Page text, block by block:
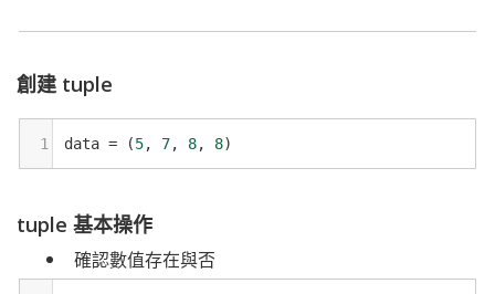
創建 tuple
1 data = (5, 7, 8, 8)
tuple 基本操作
確認數值存在與否